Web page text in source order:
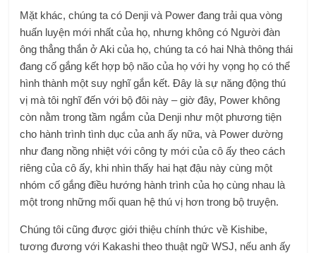
Mặt khác, chúng ta có Denji và Power đang trải qua vòng
huấn luyện mới nhất của họ, nhưng không có Người đàn
ông thẳng thắn ở Aki của họ, chúng ta có hai Nhà thông thái
đang cố gắng kết hợp bộ não của họ với hy vọng họ có thể
hình thành một suy nghĩ gắn kết. Đây là sự năng động thú
vị mà tôi nghĩ đến với bộ đôi này – giờ đây, Power không
còn nằm trong tầm ngắm của Denji như một phương tiện
cho hành trình tình dục của anh ấy nữa, và Power dường
như đang nồng nhiệt với công ty mới của cô ấy theo cách
riêng của cô ấy, khi nhìn thấy hai hạt đậu này cùng một
nhóm cố gắng điều hướng hành trình của họ cùng nhau là
một trong những mối quan hệ thú vị hơn trong bộ truyện.
Chúng tôi cũng được giới thiệu chính thức về Kishibe,
tương đương với Kakashi theo thuật ngữ WSJ, nếu anh ấy